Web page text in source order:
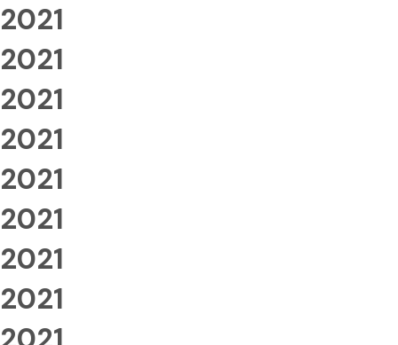
2021
2021
2021
2021
2021
2021
2021
2021